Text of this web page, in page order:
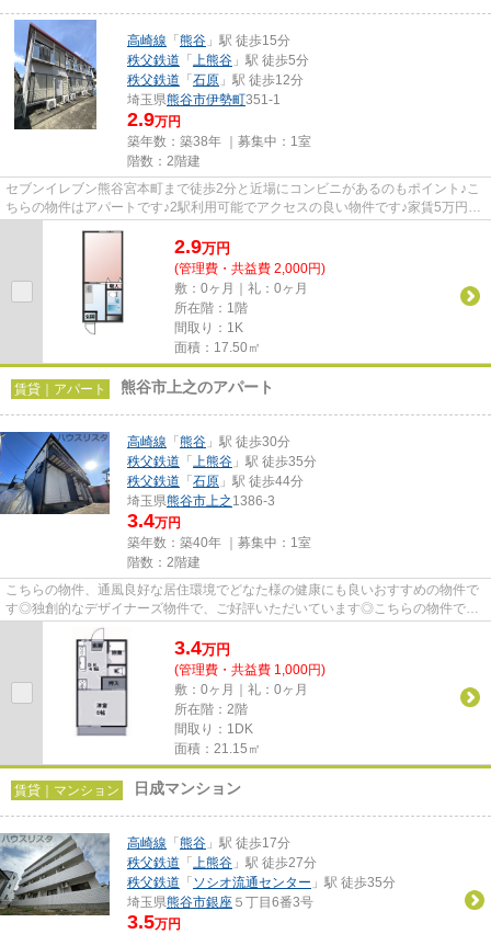
高崎線 「 熊谷 」駅 徒歩15分
秩父鉄道 「 上熊谷 」駅 徒歩5分
秩父鉄道 「 石原 」駅 徒歩12分
埼玉県熊谷市伊勢町351-1
2.9万円
築年数：築38年 ｜募集中： 1室
階数：2階建
セブンイレブン熊谷宮本町まで徒歩2分と近場にコンビニがあるのもポイント♪こ
ちらの物件はアパートです♪2駅利用可能でアクセスの良い物件です♪家賃5万円以
2.9万円
(管理費・共益費 2,000円)
敷：0ヶ月｜礼：0ヶ月
所在階：1階
間取り：1K
面積：17.50㎡
賃貸｜アパート 熊谷市上之のアパート
高崎線 「 熊谷 」駅 徒歩30分
秩父鉄道 「 上熊谷 」駅 徒歩35分
秩父鉄道 「 石原 」駅 徒歩44分
埼玉県熊谷市上之 1386-3
3.4万円
築年数：築40年 ｜募集中： 1室
階数：2階建
こちらの物件、通風良好な居住環境でどなた様の健康にも良いおすすめの物件で
す◎独創的なデザイナーズ物件で、ご好評いただいています◎こちらの物件では
初期費用をカードでお支払いい...
3.4万円
(管理費・共益費 1,000円)
敷：0ヶ月｜礼：0ヶ月
所在階：2階
間取り：1DK
面積：21.15㎡
賃貸｜マンション 日成マンション
高崎線 「 熊谷 」駅 徒歩17分
秩父鉄道 「 上熊谷 」駅 徒歩27分
秩父鉄道 「 ソシオ流通センター 」駅 徒歩35分
埼玉県熊谷市銀座 ５丁目6番3号
3.5万円